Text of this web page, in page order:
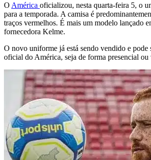
O América oficializou, nesta quarta-feira 5, o
para a temporada. A camisa é
traços vermelhos. É mais um modelo lançado
fornecedora Kelme.
O novo uniforme já está sendo vendido e pode
oficial do América, seja de forma presencial ou